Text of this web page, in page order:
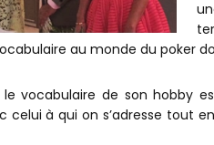
au monde du poker
le vocabulaire de son hobby
celui à qui on s’adresse tout